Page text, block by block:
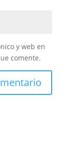
y web en
comente.